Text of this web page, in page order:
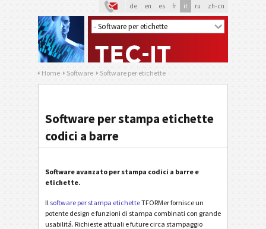
de en es fr it ru zh-cn
Home Software Software per etichette
Software per stampa etichette
codici a barre
Software avanzato per stampa codici a barre e
etichette.
Il software per stampa etichetteTFORMer fornisce un
potente design e funzioni di stampa combinati con grande
usabilitá. Richieste attuali e future circa stampaggio